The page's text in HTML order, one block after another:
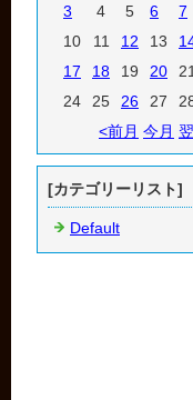
3
4 5 6 7
10
11 12 13
17
18 19 20 21
24
25 26 27
<前月 今月
[カテゴリーリスト]
Default